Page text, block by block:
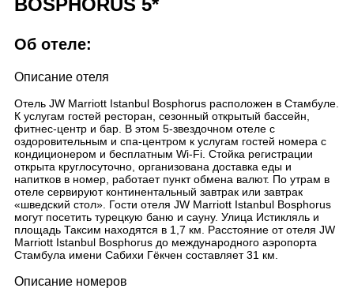
BOSPHORUS 5*
Об отеле:
Описание отеля
Отель JW Marriott Istanbul Bosphorus расположен в Стамбуле.
К услугам гостей ресторан, сезонный открытый бассейн,
фитнес-центр и бар. В этом 5-звездочном отеле с
оздоровительным и спа-центром к услугам гостей номера с
кондиционером и бесплатным Wi-Fi. Стойка регистрации
открыта круглосуточно, организована доставка еды и
напитков в номер, работает пункт обмена валют. По утрам в
отеле сервируют континентальный завтрак или завтрак
«шведский стол». Гости отеля JW Marriott Istanbul Bosphorus
могут посетить турецкую баню и сауну. Улица Истикляль и
площадь Таксим находятся в 1,7 км. Расстояние от отеля JW
Marriott Istanbul Bosphorus до международного аэропорта
Стамбула имени Сабихи Гёкчен составляет 31 км.
Описание номеров